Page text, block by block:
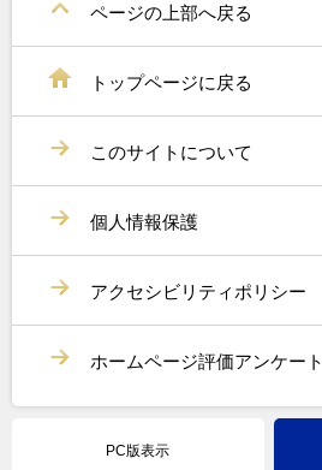
ページの上部へ戻る
トップページに戻る
このサイトについて
個人情報保護
アクセシビリティポリシー
ホームページ評価アンケート
PC版表示